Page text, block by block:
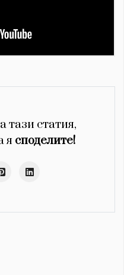
тази статия,
я споделите!